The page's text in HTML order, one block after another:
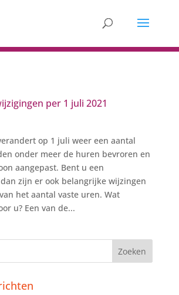
per 1 juli 2021
op 1 juli weer een aantal
onder meer de huren bevroren en
aangepast. Bent u een
zijn er ook belangrijke wijzingen
het aantal vaste uren. Wat
u? Een van de...